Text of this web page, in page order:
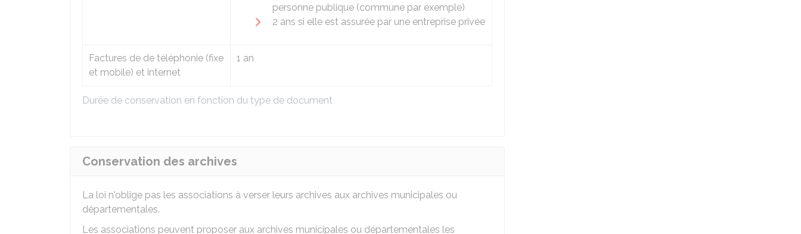
Durée de conservation en fonction du type de document
personne publique (commune par exemple)
2 ans si elle est assurée par une entreprise privée
Factures de de téléphonie (fixe
et mobile) et internet
1 an
Conservation des archives
La loi n'oblige pas les associations à verser leurs archives aux archives municipales ou
départementales.
Les associations peuvent proposer aux archives municipales ou départementales les